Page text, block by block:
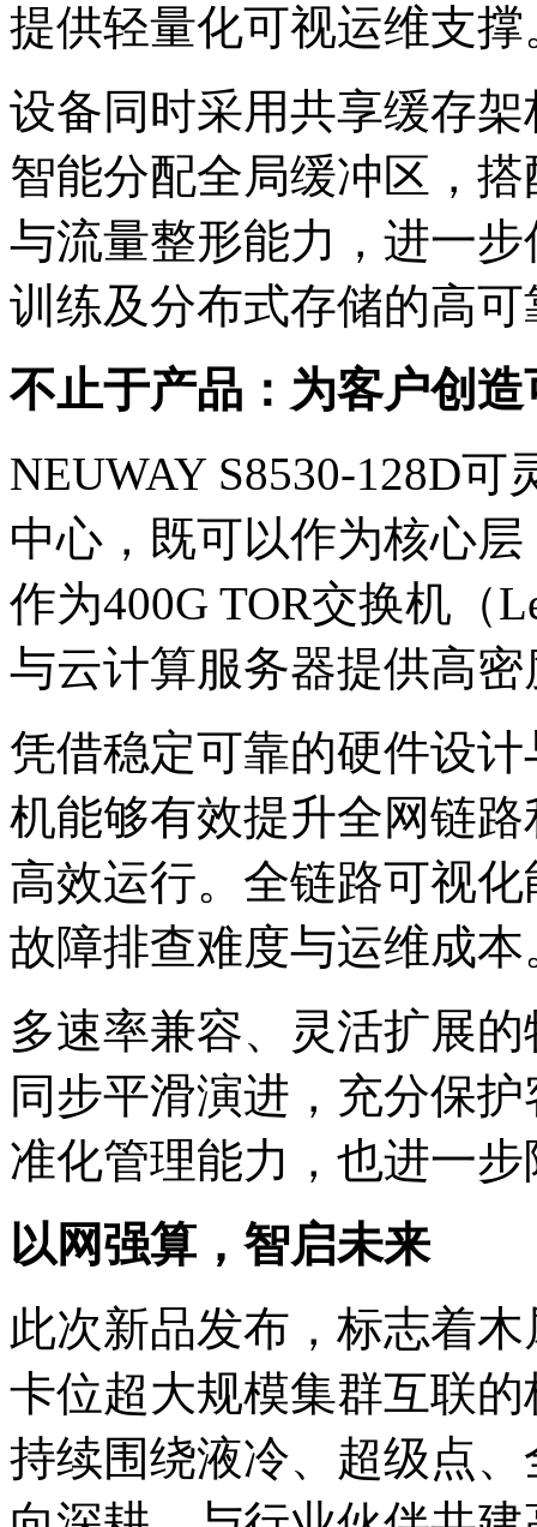
提供轻量化可视运维支撑
设备同时采用共享缓存架
智能分配全局缓冲区，
与流量整形能力，进一
训练及分布式存储的高
不止于产品：为客户创
NEUWAY S8530-128D
中心，既可以作为核心
作为400G TOR交换机（
与云计算服务器提供高
凭借稳定可靠的硬件设计
机能够有效提升全网链路
高效运行。全链路可视化
故障排查难度与运维成本
多速率兼容、灵活扩展
同步平滑演进，充分
准化管理能力，也进
以网强算，智启未来
此次新品发布，标志
卡位超大规模集群互联的
持续围绕液冷、超级点